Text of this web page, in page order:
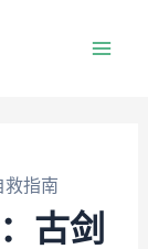
救指南
古剑